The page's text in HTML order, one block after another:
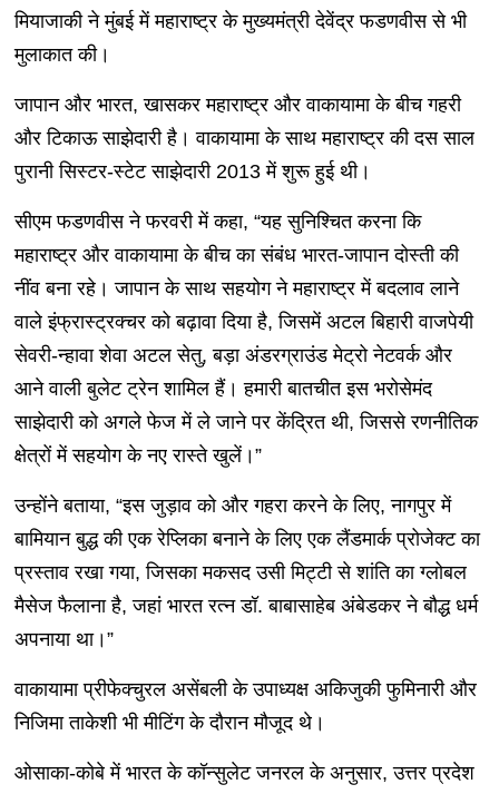
मियाजाकी ने मुंबई में महाराष्ट्र के मुख्यमंत्री देवेंद्र फडणवीस से भी
मुलाकात की।
जापान और भारत, खासकर महाराष्ट्र और वाकायामा के बीच गहरी
और टिकाऊ साझेदारी है। वाकायामा के साथ महाराष्ट्र की दस साल
पुरानी सिस्टर-स्टेट साझेदारी 2013 में शुरू हुई थी।
सीएम फडणवीस ने फरवरी में कहा, “यह सुनिश्चित करना कि
महाराष्ट्र और वाकायामा के बीच का संबंध भारत-जापान दोस्ती की
नींव बना रहे। जापान के साथ सहयोग ने महाराष्ट्र में बदलाव लाने
वाले इंफ्रास्ट्रक्चर को बढ़ावा दिया है, जिसमें अटल बिहारी वाजपेयी
सेवरी-न्हावा शेवा अटल सेतु, बड़ा अंडरग्राउंड मेट्रो नेटवर्क और
आने वाली बुलेट ट्रेन शामिल हैं। हमारी बातचीत इस भरोसेमंद
साझेदारी को अगले फेज में ले जाने पर केंद्रित थी, जिससे रणनीतिक
क्षेत्रों में सहयोग के नए रास्ते खुलें।”
उन्होंने बताया, “इस जुड़ाव को और गहरा करने के लिए, नागपुर में
बामियान बुद्ध की एक रेप्लिका बनाने के लिए एक लैंडमार्क प्रोजेक्ट का
प्रस्ताव रखा गया, जिसका मकसद उसी मिट्टी से शांति का ग्लोबल
मैसेज फैलाना है, जहां भारत रत्न डॉ. बाबासाहेब अंबेडकर ने बौद्ध धर्म
अपनाया था।”
वाकायामा प्रीफेक्चुरल असेंबली के उपाध्यक्ष अकिजुकी फुमिनारी और
निजिमा ताकेशी भी मीटिंग के दौरान मौजूद थे।
ओसाका-कोबे में भारत के कॉन्सुलेट जनरल के अनुसार, उत्तर प्रदेश